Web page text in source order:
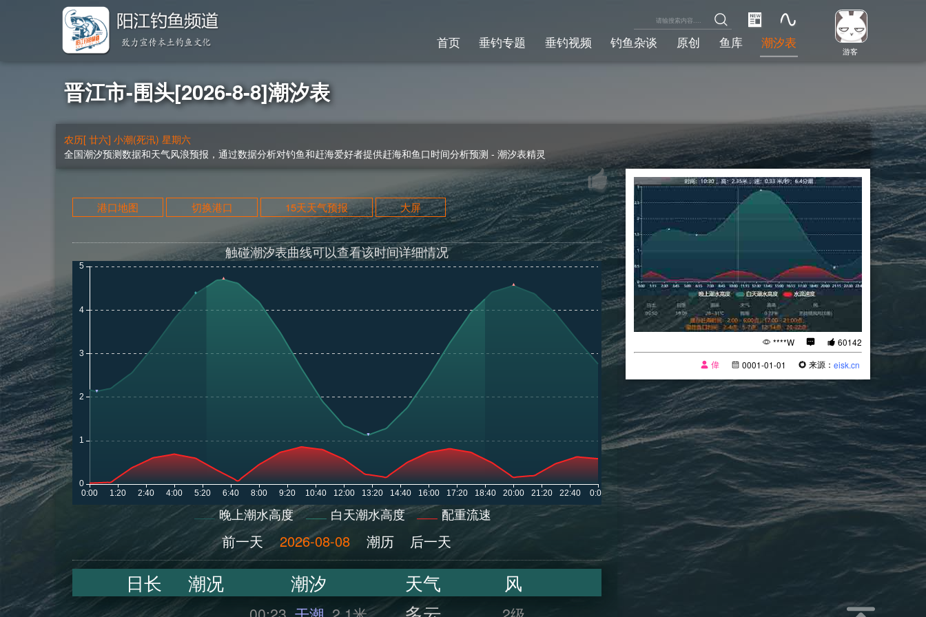
游客
首页 垂钓专题 垂钓视频 钓鱼杂谈 原创 鱼库 潮汐表
晋江市-围头[2026-8-8]潮汐表
农历[ 廿六] 小潮(死汛) 星期六
全国潮汐预测数据和天气风浪预报，通过数据分析对钓鱼和赶海爱好者提供赶海和鱼口时间分析预测 - 潮汐表精灵
港口地图 切换港口 15天天气预报 大屏
触碰潮汐表曲线可以查看该时间详细情况
晚上潮水高度 白天潮水高度 配重流速
前一天 2026-08-08 潮历 后一天
日长 潮况 潮汐 天气 风
****W
60142
偉
0001-01-01 来源：eisk.cn